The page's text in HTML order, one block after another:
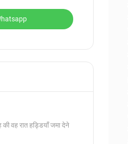
की वह रात हड्डियाँ जमा देने